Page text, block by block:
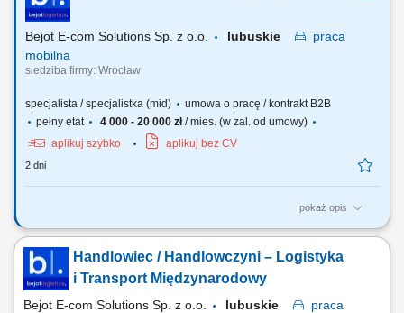
handlowych i prezentacja asortymentu wyposażenia, sprzętu
multimedialnego oraz materiałów wspierających...
Bejot E-com Solutions Sp. z o.o. lubuskie
praca
mobilna
siedziba firmy: Wrocław
specjalista / specjalistka (mid)
umowa o pracę / kontrakt B2B
pełny etat
4 000 - 20 000 zł/ mies. (w zal. od umowy)
aplikuj szybko
aplikuj bez CV
2 dni
pokaż opis
Twój zakres obowiązków: Aktywne pozyskiwanie nowych klientów
rozwiązań logistycznych; Budowanie i rozwijanie długofalowych relacji
z klientami; Prowadzenie spotkań handlowych i prezentacji oferty firmy;
Negocjowanie warunków...
Handlowiec / Handlowczyni – Logistyka
i Transport Międzynarodowy
Bejot E-com Solutions Sp. z o.o. lubuskie
praca